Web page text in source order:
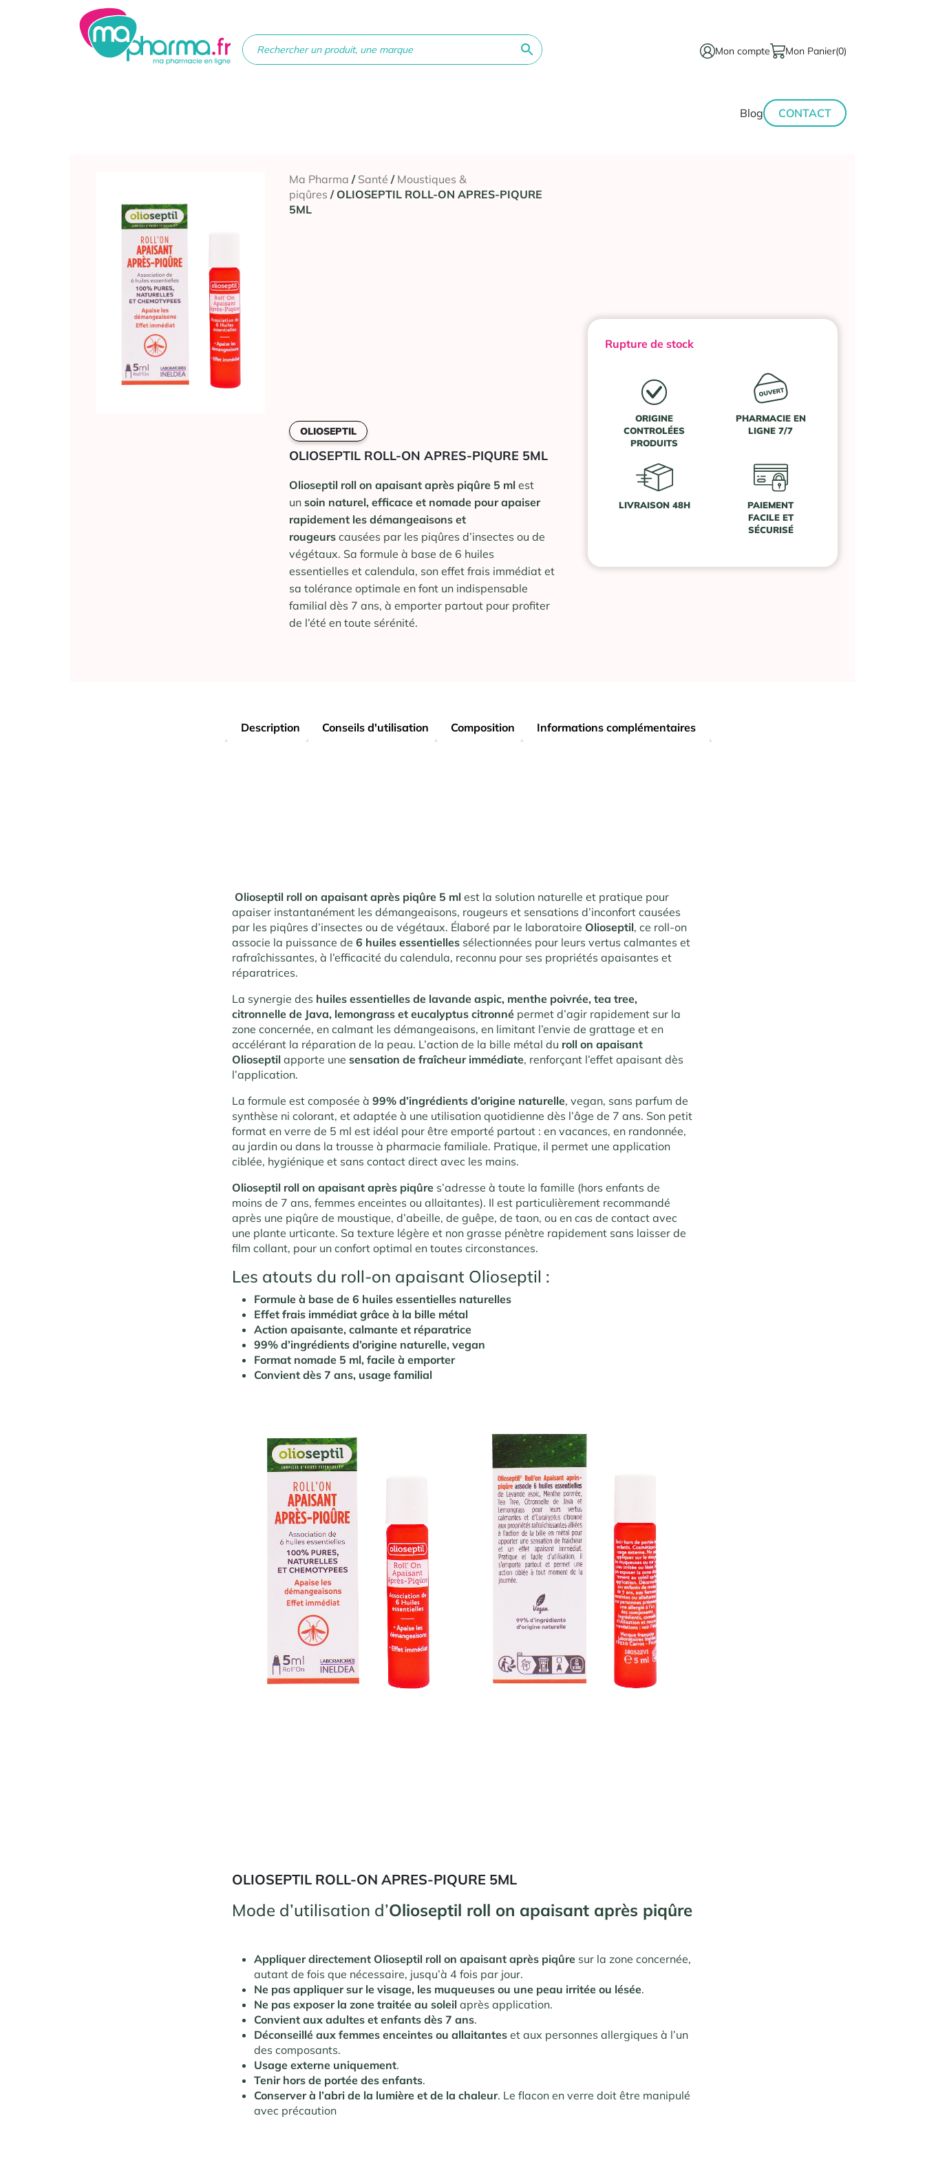
Mon compte Mon Panier(0)
Blog CONTACT
Ma Pharma / Santé / Moustiques &
piqûres / OLIOSEPTIL ROLL-ON APRES-PIQURE
5ML
OLIOSEPTIL
OLIOSEPTIL ROLL-ON APRES-PIQURE 5ML
Olioseptil roll on apaisant après piqûre 5 ml est
unsoin naturel, efficace et nomade pour apaiser
rapidement les démangeaisons et
rougeurs causées par les piqûres d’insectes ou de
végétaux. Sa formule à base de 6 huiles
essentielles et calendula, son effet frais immédiat et
sa tolérance optimale en font un indispensable
familial dès 7 ans, à emporter partout pour profiter
de l’été en toute sérénité.
Rupture de stock
ORIGINE
CONTROLÉES
PRODUITS
PHARMACIE EN
LIGNE 7/7
LIVRAISON 48H
PAIEMENT
FACILE ET
SÉCURISÉ
Description Conseils d'utilisation Composition Informations complémentaires
Olioseptil roll on apaisant après piqûre 5 ml est la solution naturelle et pratique pour
apaiser instantanément les démangeaisons, rougeurs et sensations d’inconfort causées
par les piqûres d’insectes ou de végétaux. Élaboré par le laboratoire Olioseptil, ce roll-on
associe la puissance de6 huiles essentielles sélectionnées pour leurs vertus calmantes et
rafraîchissantes, à l’efficacité du calendula, reconnu pour ses propriétés apaisantes et
réparatrices.
La synergie des huiles essentielles de lavande aspic, menthe poivrée, tea tree,
citronnelle de Java, lemongrass et eucalyptus citronné permet d’agir rapidement sur la
zone concernée, en calmant les démangeaisons, en limitant l’envie de grattage et en
accélérant la réparation de la peau. L’action de la bille métal du roll on apaisant
Olioseptil apporte unesensation de fraîcheur immédiate, renforçant l’effet apaisant dès
l’application.
La formule est composée à99% d’ingrédients d’origine naturelle, vegan, sans parfum de
synthèse ni colorant, et adaptée à une utilisation quotidienne dès l’âge de 7 ans. Son petit
format en verre de 5 ml est idéal pour être emporté partout : en vacances, en randonnée,
au jardin ou dans la trousse à pharmacie familiale. Pratique, il permet une application
ciblée, hygiénique et sans contact direct avec les mains.
Olioseptil roll on apaisant après piqûre s’adresse à toute la famille (hors enfants de
moins de 7 ans, femmes enceintes ou allaitantes). Il est particulièrement recommandé
après une piqûre de moustique, d’abeille, de guêpe, de taon, ou en cas de contact avec
une plante urticante. Sa texture légère et non grasse pénètre rapidement sans laisser de
film collant, pour un confort optimal en toutes circonstances.
Les atouts du roll-on apaisant Olioseptil :
Formule à base de 6 huiles essentielles naturelles
Effet frais immédiat grâce à la bille métal
Action apaisante, calmante et réparatrice
99% d’ingrédients d’origine naturelle, vegan
Format nomade 5 ml, facile à emporter
Convient dès 7 ans, usage familial
OLIOSEPTIL ROLL-ON APRES-PIQURE 5ML
Mode d’utilisation d’Olioseptil roll on apaisant après piqûre
Appliquer directement Olioseptil roll on apaisant après piqûre sur la zone concernée,
autant de fois que nécessaire, jusqu’à 4 fois par jour.
Ne pas appliquer sur le visage, les muqueuses ou une peau irritée ou lésée.
Ne pas exposer la zone traitée au soleil après application.
Convient aux adultes et enfants dès 7 ans.
Déconseillé aux femmes enceintes ou allaitantes et aux personnes allergiques à l’un
des composants.
Usage externe uniquement.
Tenir hors de portée des enfants.
Conserver à l’abri de la lumière et de la chaleur. Le flacon en verre doit être manipulé
avec précaution